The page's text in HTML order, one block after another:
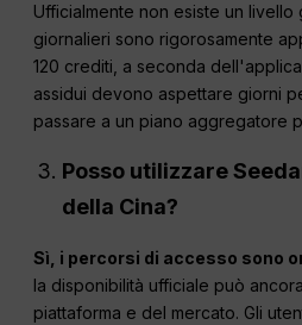
Ufficialmente non esiste un livello
giornalieri sono rigorosamente
120 crediti, a seconda
assidui devono aspettare giorni
passare a un piano aggregatore
Posso utilizzare
della Cina?
Sì, i percorsi di accesso sono
la disponibilità ufficiale può
piattaforma e del mercato. Gli